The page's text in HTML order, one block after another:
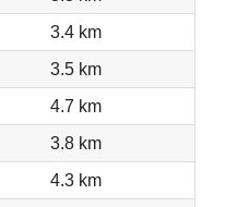
3.4 km
3.5 km
4.7 km
3.8 km
4.3 km